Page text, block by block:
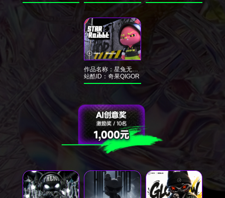
作品名称：星兔无限/STAR RABBIT
站酷ID：奇果QIGOR